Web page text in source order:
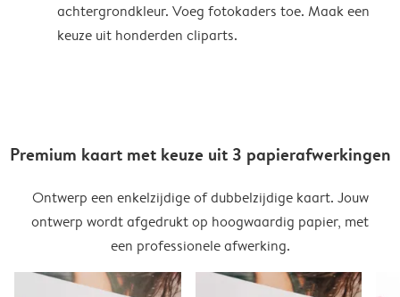
achtergrondkleur. Voeg fotokaders toe. Maak een
keuze uit honderden cliparts.
Premium kaart met keuze uit 3 papierafwerkingen
Ontwerp een enkelzijdige of dubbelzijdige kaart. Jouw
ontwerp wordt afgedrukt op hoogwaardig papier, met
een professionele afwerking.